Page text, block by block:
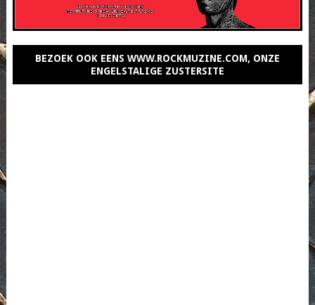
BEZOEK OOK EENS WWW.ROCKMUZINE.COM, ONZE
ENGELSTALIGE ZUSTERSITE